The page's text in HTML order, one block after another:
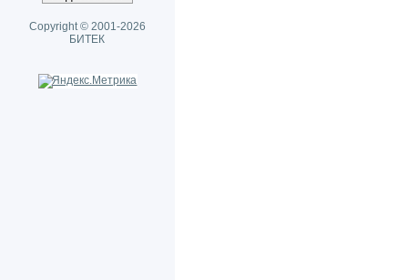
Copyright © 2001-2026
БИТЕК